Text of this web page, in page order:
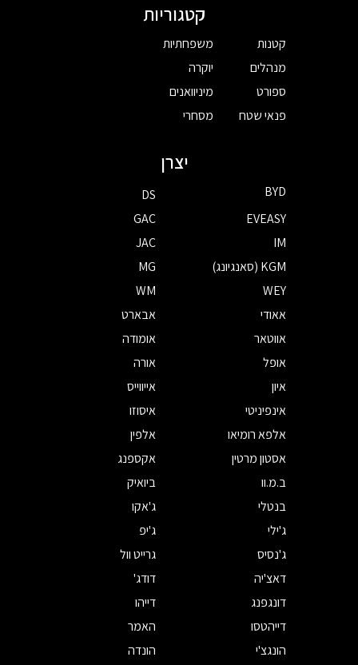
קטגוריות
קטנות
מנהלים
ספורט
פנאי שטח
משפחתיות
יוקרה
מיניוואנים
מסחרי
יצרן
BYD
DS
EVEASY
GAC
IM
JAC
KGM (סאנגיונג)
MG
WEY
WM
אאודי
אבארט
אווטאר
אומודה
אופל
אורה
איון
אייווייס
אינפיניטי
איסוזו
אלפא רומיאו
אלפין
אסטון מרטין
אקספנג
ב.מ.וו
ביואיק
בנטלי
ג'אקו
ג'ילי
ג'יפ
ג'נסיס
גרייט וול
דאצ'יה
דודג'
דונגפנג
דייהו
דייהטסו
האמר
הונגצ'י
הונדה